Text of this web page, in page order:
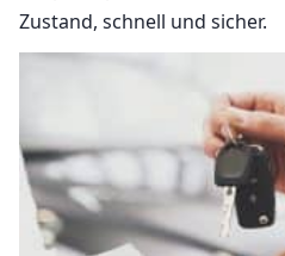
Zustand, schnell und sicher.